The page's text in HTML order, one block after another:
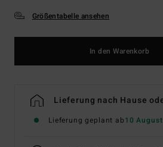
Größentabelle ansehen
In den Warenkorb
Lieferung nach Hause
Lieferung geplant ab10 August